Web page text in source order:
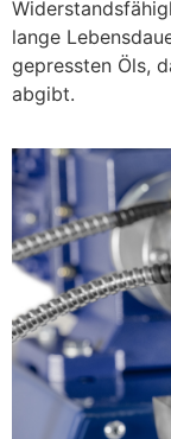
lange
gepressten Öls,
abgibt.